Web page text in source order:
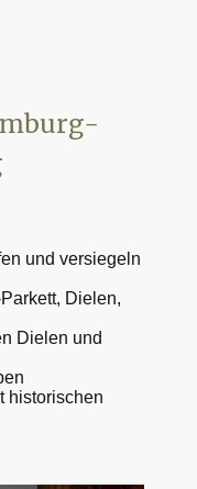
und versiegeln
Dielen,
Dielen und
historischen